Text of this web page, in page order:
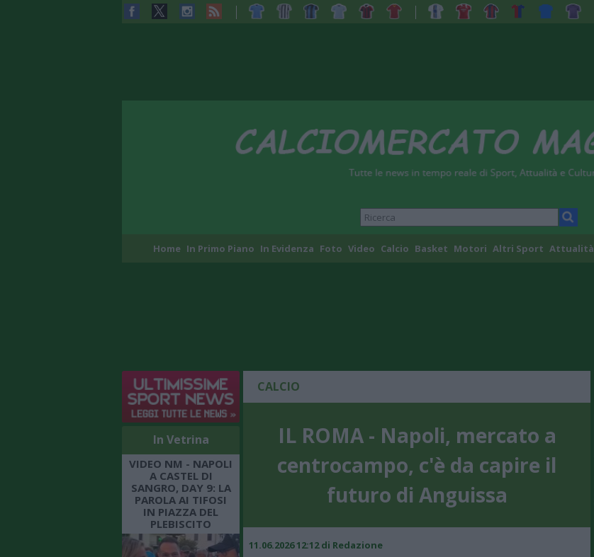
Home In Primo Piano In Evidenza Foto Video Calcio Basket Motori Altri Sport Attualità
In Vetrina
VIDEO NM - NAPOLI
A CASTEL DI
SANGRO, DAY 9: LA
PAROLA AI TIFOSI
IN PIAZZA DEL
PLEBISCITO
CALCIO
IL ROMA - Napoli, mercato a
centrocampo, c'è da capire il
futuro di Anguissa
11.06.2026 12:12 di Redazione